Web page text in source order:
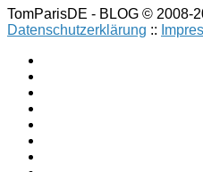
TomParisDE - BLOG © 2008-
Datenschutzerklärung ::